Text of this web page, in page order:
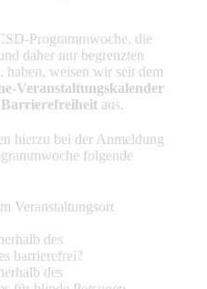
Programmwoche, die
daher nur begrenzten
weisen wir seit dem
Veranstaltungskalender
aus.
hierzu bei der Anmeldung
folgende
Veranstaltungsort
des
barrierefrei?
des